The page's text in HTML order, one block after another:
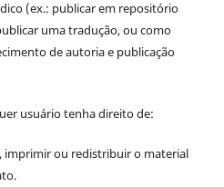
(ex.: publicar em repositório
uma tradução, ou como
de autoria e publicação
usuário tenha direito de:
imprimir ou redistribuir o material